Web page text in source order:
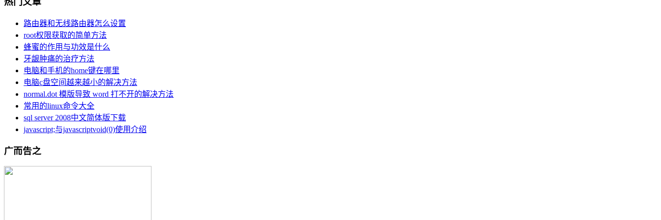
路由器和无线路由器怎么设置
root权限获取的简单方法
蜂蜜的作用与功效是什么
牙龈肿痛的治疗方法
电脑和手机的home键在哪里
电脑c盘空间越来越小的解决方法
normal.dot 模版导致 word 打不开的解决方法
常用的linux命令大全
sql server 2008中文简体版下载
javascript;与javascriptvoid(0)使用介绍
广而告之